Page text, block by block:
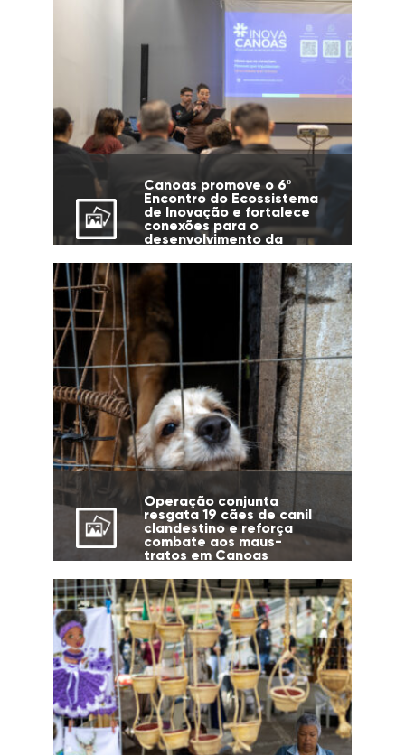
Canoas promove o 6º
Encontro do Ecossistema
de Inovação e fortalece
conexões para o
desenvolvimento da
Operação conjunta
resgata 19 cães de canil
clandestino e reforça
combate aos maus-
tratos em Canoas